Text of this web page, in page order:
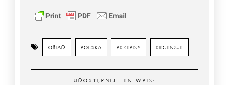
OBIAD POLSKA PRZEPISY RECENZJE
UDOSTĘPNIJ TEN WPIS: